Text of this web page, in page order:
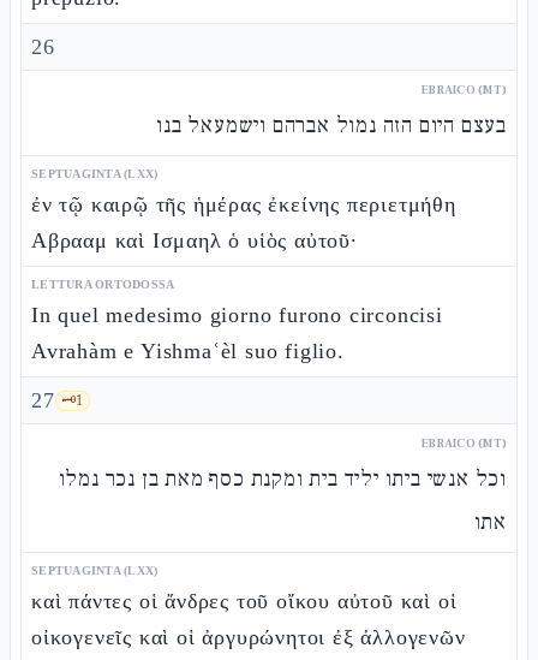
26
EBRAICO (MT)
בעצם היום הזה נמול אברהם וישמעאל בנו
SEPTUAGINTA (LXX)
ἐν τῷ καιρῷ τῆς ἡμέρας ἐκείνης περιετμήθη
Αβρααμ καὶ Ισμαηλ ὁ υἱὸς αὐτοῦ·
LETTURA ORTODOSSA
In quel medesimo giorno furono circoncisi
Avrahàm e Yishmaʿèl suo figlio.
27 🗝️1
EBRAICO (MT)
וכל אנשי ביתו יליד בית ומקנת כסף מאת בן נכר נמלו
אתו
SEPTUAGINTA (LXX)
καὶ πάντες οἱ ἄνδρες τοῦ οἴκου αὐτοῦ καὶ οἱ
οἰκογενεῖς καὶ οἱ ἀργυρώνητοι ἐξ ἀλλογενῶν